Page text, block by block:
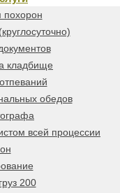
похорон
кладбище
обедов
всей процессии
200